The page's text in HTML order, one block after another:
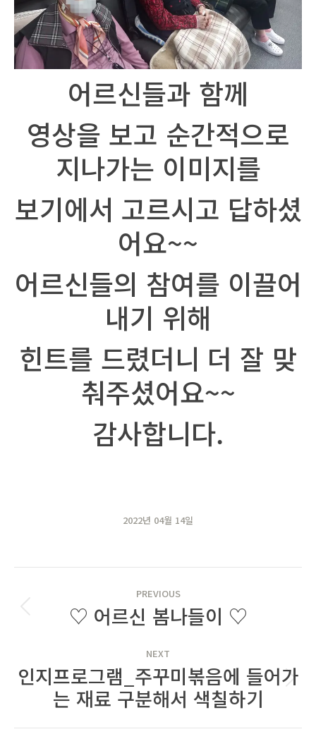
어르신들과 함께
영상을 보고 순간적으로
지나가는 이미지를
보기에서 고르시고 답하셨
어요~~
어르신들의 참여를 이끌어
내기 위해
힌트를 드렸더니 더 잘 맞
춰주셨어요~~
감사합니다.
2022년 04월 14일
NAVIGATION
PREVIOUS
Previous
♡ 어르신 봄나들이 ♡
NEXT
Next
post:
인지프로그램_주꾸미볶음에 들어가
는 재료 구분해서 색칠하기